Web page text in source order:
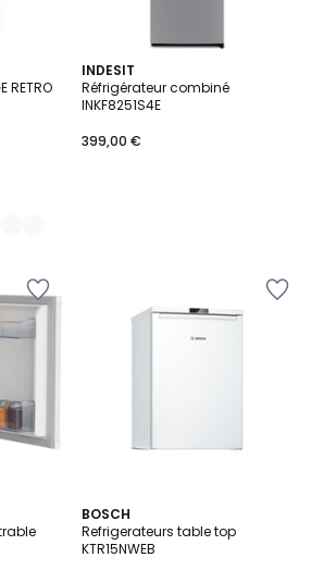
RETRO
INDESIT
Réfrigérateur combiné
INKF8251S4E
399,00 €
BOSCH
Refrigerateurs table top
KTR15NWEB